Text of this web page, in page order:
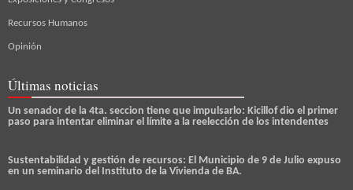
Recursos Humanos
Opinión
Últimas noticias
Un senador de la 4ta. seccion tiene que impulsarlo: Kicillof dio el primer
paso para intentar eliminar el límite a la reelección de los intendentes
Sustentabilidad y gestión de recursos: El Municipio de 9 de Julio expuso
en un seminario del Instituto de la Vivienda de BA.